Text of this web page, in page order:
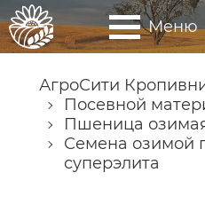
Меню
АгроСити
Посевной
Пшеница
Семена
суперэлита